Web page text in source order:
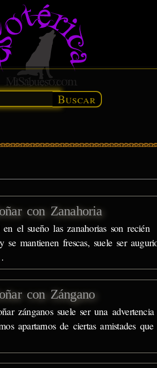
Buscar
con Zanahoria
en el sueño las zanahorias son recién
se mantienen frescas, suele ser
con Zángano
zánganos suele ser una
apartarnos de ciertas amistades que